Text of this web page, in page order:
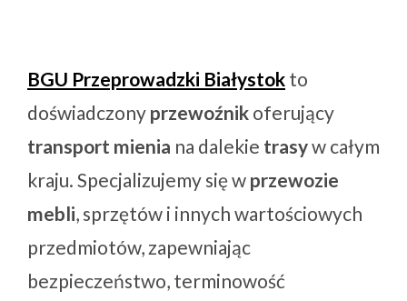
BGU Przeprowadzki Białystok to
doświadczony przewoźnik oferujący
transport mienia na dalekie trasyw całym
kraju. Specjalizujemy się w przewozie
mebli, sprzętów i innych wartościowych
przedmiotów, zapewniając
bezpieczeństwo, terminowość